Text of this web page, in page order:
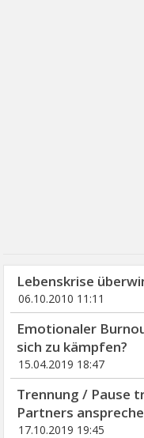
Lebenskrise
06.10.2010 11:11
Emotionaler
sich zu kämpfen?
15.04.2019 18:47
Trennung / Pause
Partners
17.10.2019 19:45